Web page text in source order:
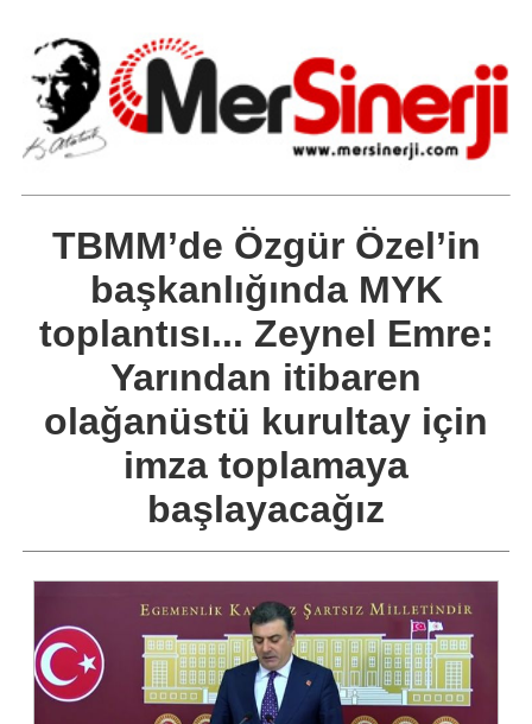
TBMM’de Özgür Özel’in
başkanlığında MYK
toplantısı... Zeynel Emre:
Yarından itibaren
olağanüstü kurultay için
imza toplamaya
başlayacağız